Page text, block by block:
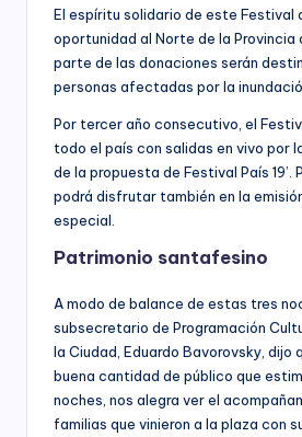
El espíritu solidario de este Festival
oportunidad al Norte de la Provincia
parte de las donaciones serán
personas afectadas por la
Por tercer año consecutivo, el
todo el país con salidas en vivo por
de la propuesta de Festival País 19’.
podrá disfrutar también en la
especial.
Patrimonio santafesino
A modo de balance de estas tres
subsecretario de Programación
la Ciudad, Eduardo Bavorovsky, dijo
buena cantidad de público que
noches, nos alegra ver el
familias que vinieron a la plaza con